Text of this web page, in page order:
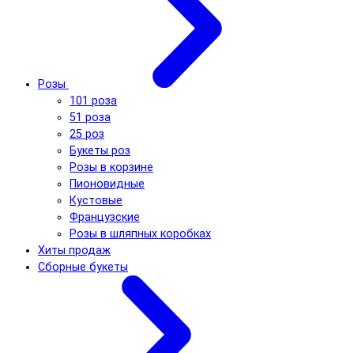
Розы
101 роза
51 роза
25 роз
Букеты роз
Розы в корзине
Пионовидные
Кустовые
Французские
Розы в шляпных коробках
Хиты продаж
Сборные букеты